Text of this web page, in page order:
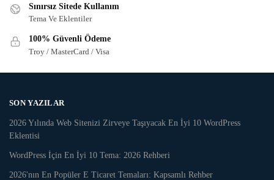
Sınırsız Sitede Kullanım
Tema Ve Eklentiler
100% Güvenli Ödeme
Troy / MasterCard / Visa
SON YAZILAR
2026 Yılında Web Sitenizi Zirveye Taşıyacak En İyi 10 WordPress
Eklentisi
WordPress İçin En İyi 10 Tema: 2026 Rehberi
2026'nın En Popüler E Ticaret Temaları: Kapsamlı Rehber